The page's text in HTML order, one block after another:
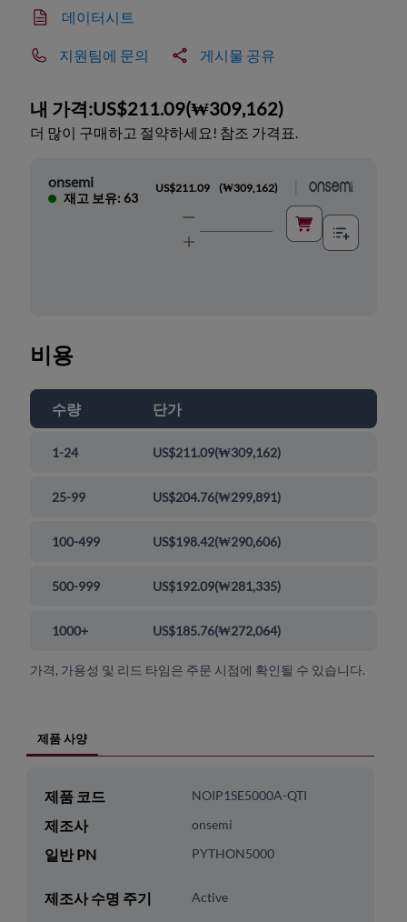
데이터시트
지원팀에 문의 게시물 공유
내 가격:US$211.09(₩309,162)
더 많이 구매하고 절약하세요! 참조 가격표.
onsemi
재고 보유: 63
US$211.09 (₩309,162)
비용
수량 단가
1-24 US$211.09(₩309,162)
25-99 US$204.76(₩299,891)
100-499 US$198.42(₩290,606)
500-999 US$192.09(₩281,335)
1000+ US$185.76(₩272,064)
가격, 가용성 및 리드 타임은 주문 시점에 확인될 수 있습니다.
제품 사양
제품 코드 NOIP1SE5000A-QTI
제조사 onsemi
일반 PN PYTHON5000
제조사 수명 주기 Active